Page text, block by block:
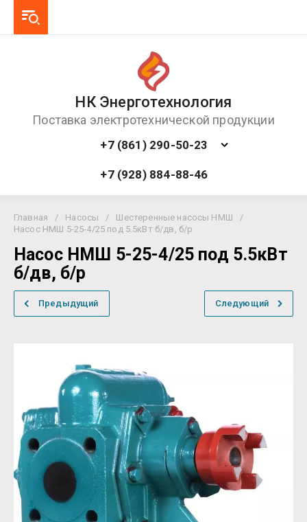
НК Энерготехнология
Поставка электротехнической продукции
+7 (861) 290-50-23
+7 (928) 884-88-46
Главная / Насосы / Шестеренные насосы НМШ
/
Насос НМШ 5-25-4/25 под 5.5кВт б/дв, б/р
Насос НМШ 5-25-4/25 под 5.5кВт
б/дв, б/р
Предыдущий Следующий